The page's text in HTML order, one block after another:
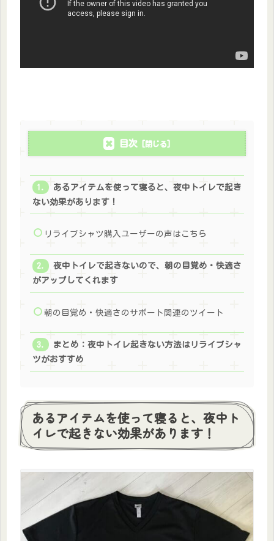
目次
あるアイテムを使って寝ると、夜中トイレで起き
ない効果があります！
リライブシャツ購入ユーザーの声はこちら
夜中トイレで起きないので、朝の目覚め・快適さ
がアップしてくれます
朝の目覚め・快適さのサポート関連のツイート
まとめ：夜中トイレ起きない方法はリライブシャ
ツがおすすめ
あるアイテムを使って寝ると、夜中ト
イレで起きない効果があります！